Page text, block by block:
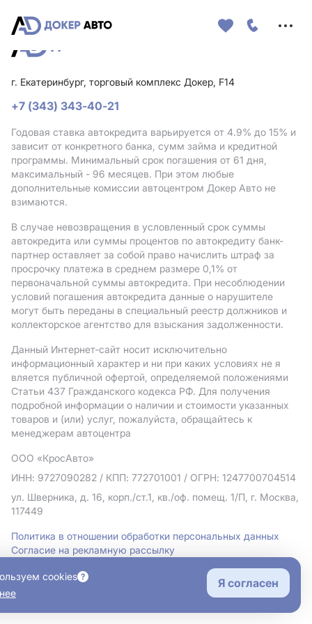
г. Екатеринбург, торговый комплекс Докер, F14
+7 (343) 343-40-21
Годовая ставка автокредита варьируется от 4.9% до 15% и
зависит от конкретного банка, сумм займа и кредитной
программы. Минимальный срок погашения от 61 дня,
максимальный - 96 месяцев. При этом любые
дополнительные комиссии автоцентром Докер Авто не
взимаются.
В случае невозвращения в условленный срок суммы
автокредита или суммы процентов по автокредиту банк-
партнер оставляет за собой право начислить штраф за
просрочку платежа в среднем размере 0,1% от
первоначальной суммы автокредита. При несоблюдении
условий погашения автокредита данные о нарушителе
могут быть переданы в специальный реестр должников и
коллекторское агентство для взыскания задолженности.
Данный Интернет-сайт носит исключительно
информационный характер и ни при каких условиях не я
вляется публичной офертой, определяемой положениями
Статьи 437 Гражданского кодекса РФ. Для получения
подробной информации о наличии и стоимости указанных
товаров и (или) услуг, пожалуйста, обращайтесь к
менеджерам автоцентра
ООО «КросАвто»
ИНН: 9727090282 / КПП: 772701001 / ОГРН: 1247700704514
ул. Шверника, д. 16, корп./ст.1, кв./оф. помещ. 1/П, г. Москва,
117449
Политика в отношении обработки персональных данных
Согласие на рекламную рассылку
cookies
Я согласен